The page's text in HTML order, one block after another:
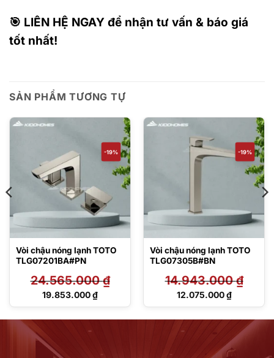
🎯 LIÊN HỆ NGAY để nhận tư vấn & báo giá
tốt nhất!
SẢN PHẨM TƯƠNG TỰ
-19%
Vòi chậu nóng lạnh TOTO
TLG07201BA#PN
24.565.000₫
Giá
19.853.000₫
Giá
-19%
Vòi chậu nóng lạnh TOTO
TLG07305B#BN
14.943.000₫
Giá
14.943.000 ₫.
12.075.000₫
Giá
12.075.000 ₫.